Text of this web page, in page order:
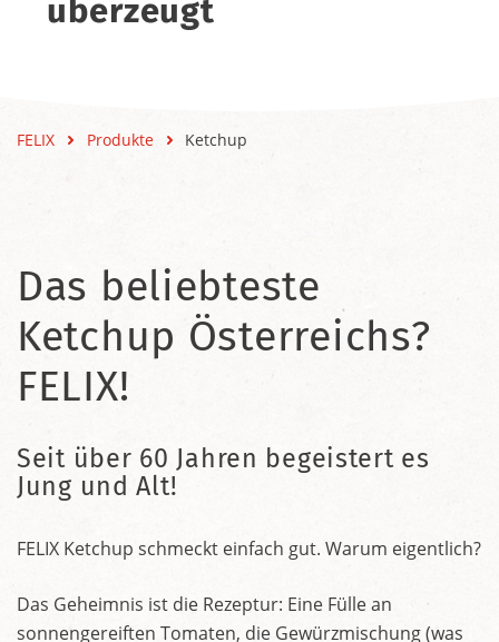
überzeugt
FELIX Produkte Ketchup
Das beliebteste
Ketchup Österreichs?
FELIX!
Seit über 60 Jahren begeistert es
Jung und Alt!
FELIX Ketchup schmeckt einfach gut. Warum eigentlich?
Das Geheimnis ist die Rezeptur: Eine Fülle an
sonnengereiften Tomaten, die Gewürzmischung (was